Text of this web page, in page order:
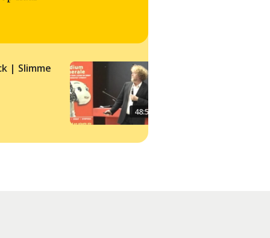
| Slimme
48:58